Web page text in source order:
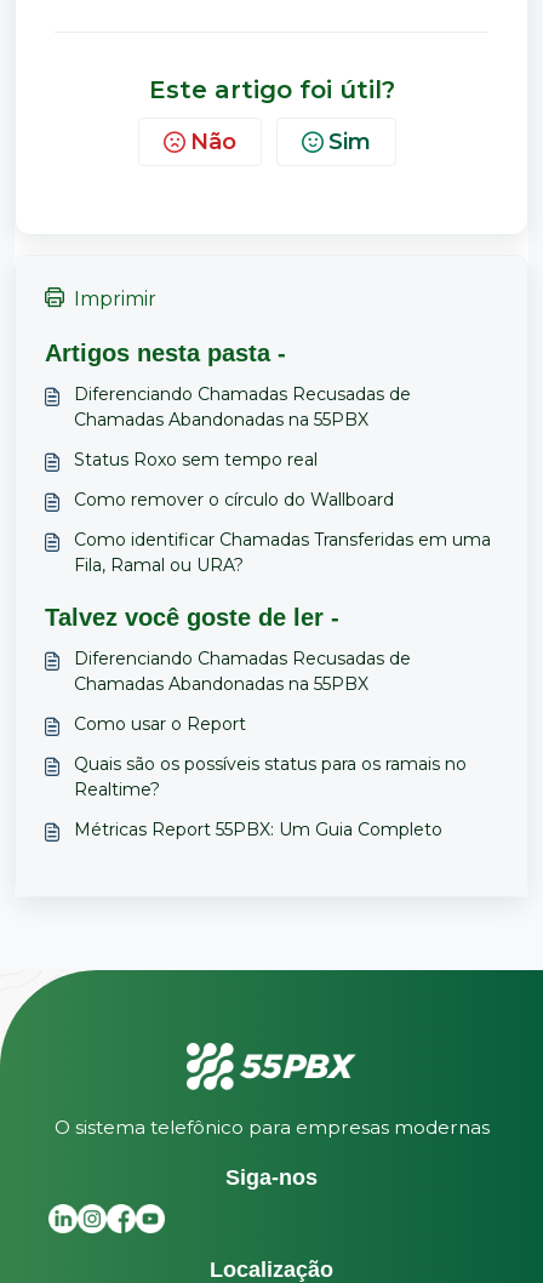
Este artigo foi útil?
Não Sim
Imprimir
Artigos nesta pasta -
Diferenciando Chamadas Recusadas de
Chamadas Abandonadas na 55PBX
Status Roxo sem tempo real
Como remover o círculo do Wallboard
Como identificar Chamadas Transferidas em uma
Fila, Ramal ou URA?
Talvez você goste de ler -
Diferenciando Chamadas Recusadas de
Chamadas Abandonadas na 55PBX
Como usar o Report
Quais são os possíveis status para os ramais no
Realtime?
Métricas Report 55PBX: Um Guia Completo
O sistema telefônico para empresas modernas
Siga-nos
Localização